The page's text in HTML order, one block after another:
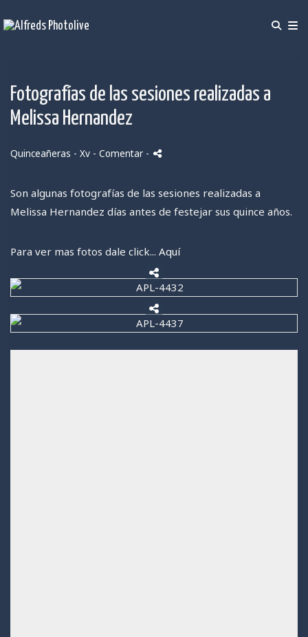
Fotografías de las sesiones realizadas a
Melissa Hernandez
Quinceañeras - Xv - Comentar -
Son algunas fotografías de las sesiones realizadas a
Melissa Hernandez días antes de festejar sus quince años.
Para ver mas fotos dale click... Aquí